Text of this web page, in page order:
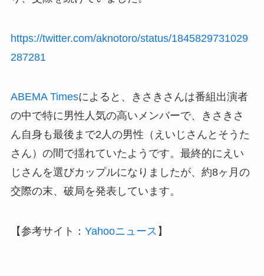
https://twitter.com/aknotoro/status/1845829731029
287281
ABEMA Timesによると、きさきさんは番組出演者
の中で特に男性人気の高いメンバーで、きさきさ
ん自身も最後まで2人の男性（えいじさんとそうた
さん）の間で揺れていたようです。最終的にえい
じさんを選びカップルになりましたが、約8ヶ月の
交際の末、破局を発表しています。
【参考サイト： Yahooニュース 】